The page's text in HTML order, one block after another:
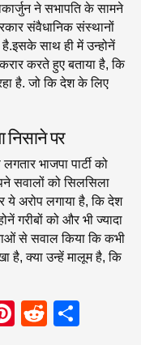
ने सभापति के सामने
संवैधानिक संस्थानों
साथ ही में उन्होनें
करते हुए बताया है, कि
है. जो कि देश के लिए
निसाने पर
भाजपा पार्टी को
सवालों को सिलसिला
ये अरोप लगाया है, कि देश
गरीबों को और भी ज्यादा
से सवाल किया कि कभी
है, क्या उन्हें मालूम है, कि
Pi
R